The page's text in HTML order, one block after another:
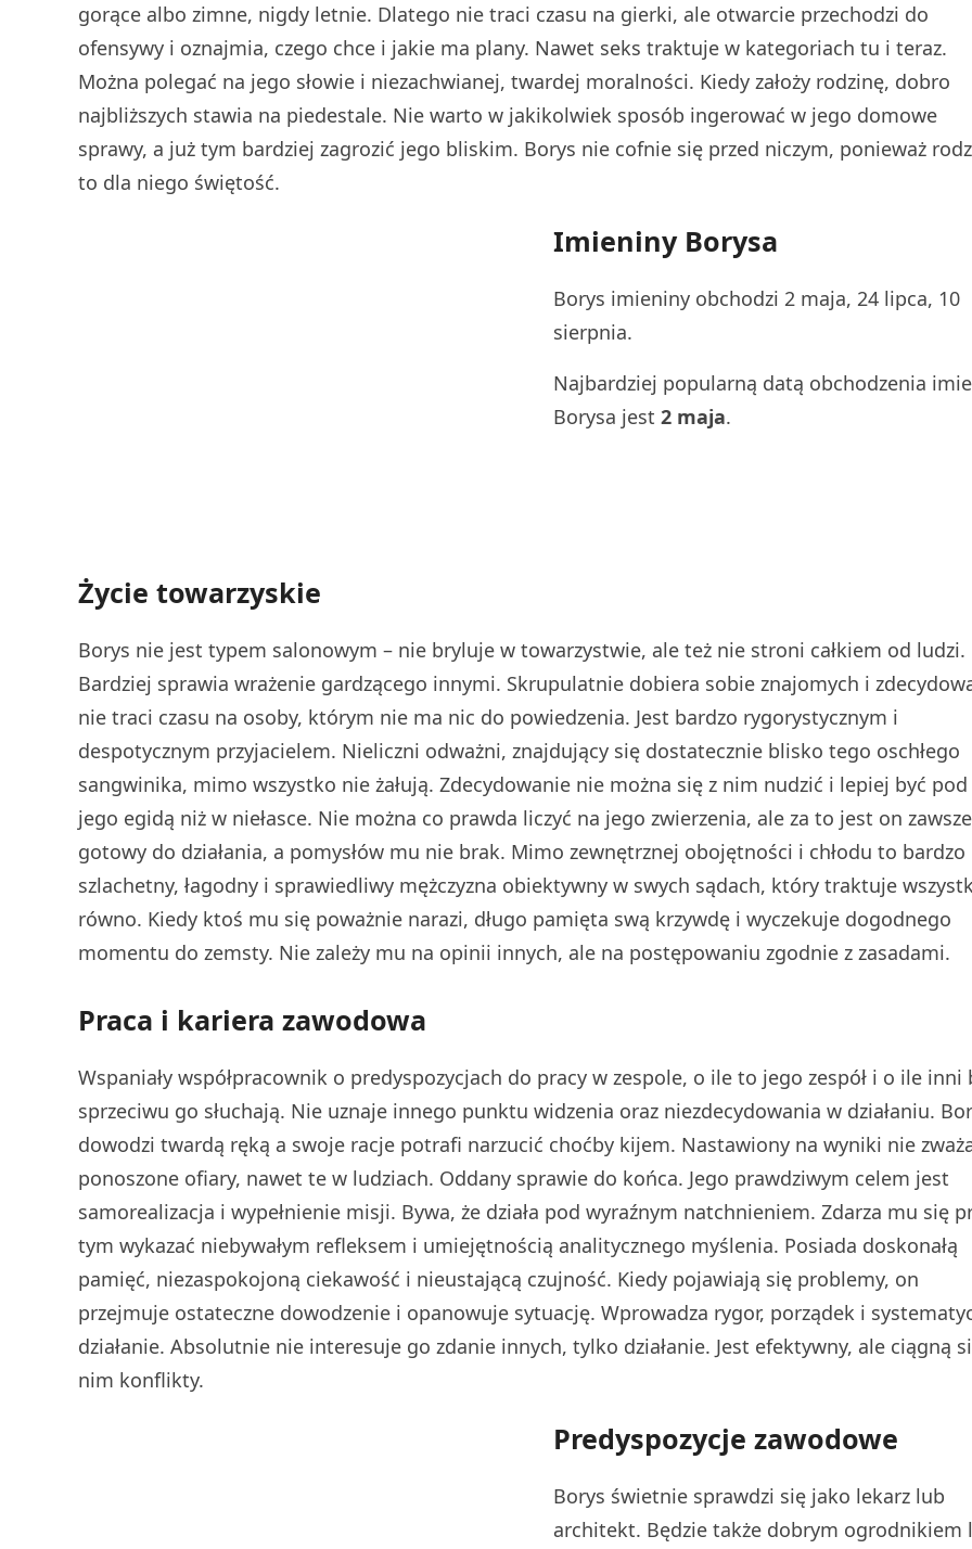
gorące albo zimne, nigdy letnie. Dlatego nie traci czasu na gierki, ale otwarcie przechodzi do
ofensywy i oznajmia, czego chce i jakie ma plany. Nawet seks traktuje w kategoriach tu i teraz.
Można polegać na jego słowie i niezachwianej, twardej moralności. Kiedy założy rodzinę, dobro
najbliższych stawia na piedestale. Nie warto w jakikolwiek sposób ingerować w jego domowe
sprawy, a już tym bardziej zagrozić jego bliskim. Borys nie cofnie się przed niczym, ponieważ
to dla niego świętość.
Imieniny Borysa
Borys imieniny obchodzi 2 maja, 24 lipca, 10
sierpnia.
Najbardziej popularną datą obchodzenia
Borysa jest 2 maja.
Życie towarzyskie
Borys nie jest typem salonowym – nie bryluje w towarzystwie, ale też nie stroni całkiem od ludzi.
Bardziej sprawia wrażenie gardzącego innymi. Skrupulatnie dobiera sobie znajomych i
nie traci czasu na osoby, którym nie ma nic do powiedzenia. Jest bardzo rygorystycznym i
despotycznym przyjacielem. Nieliczni odważni, znajdujący się dostatecznie blisko tego oschłego
sangwinika, mimo wszystko nie żałują. Zdecydowanie nie można się z nim nudzić i lepiej być pod
jego egidą niż w niełasce. Nie można co prawda liczyć na jego zwierzenia, ale za to jest on zawsze
gotowy do działania, a pomysłów mu nie brak. Mimo zewnętrznej obojętności i chłodu to bardzo
szlachetny, łagodny i sprawiedliwy mężczyzna obiektywny w swych sądach, który traktuje
równo. Kiedy ktoś mu się poważnie narazi, długo pamięta swą krzywdę i wyczekuje dogodnego
momentu do zemsty. Nie zależy mu na opinii innych, ale na postępowaniu zgodnie z zasadami.
Praca i kariera zawodowa
Wspaniały współpracownik o predyspozycjach do pracy w zespole, o ile to jego zespół i o ile inni
sprzeciwu go słuchają. Nie uznaje innego punktu widzenia oraz niezdecydowania w działaniu.
dowodzi twardą ręką a swoje racje potrafi narzucić choćby kijem. Nastawiony na wyniki nie
ponoszone ofiary, nawet te w ludziach. Oddany sprawie do końca. Jego prawdziwym celem jest
samorealizacja i wypełnienie misji. Bywa, że działa pod wyraźnym natchnieniem. Zdarza mu się
tym wykazać niebywałym refleksem i umiejętnością analitycznego myślenia. Posiada doskonałą
pamięć, niezaspokojoną ciekawość i nieustającą czujność. Kiedy pojawiają się problemy, on
przejmuje ostateczne dowodzenie i opanowuje sytuację. Wprowadza rygor, porządek i
działanie. Absolutnie nie interesuje go zdanie innych, tylko działanie. Jest efektywny, ale ciągną
nim konflikty.
Predyspozycje zawodowe
Borys świetnie sprawdzi się jako lekarz lub
architekt. Będzie także dobrym ogrodnikiem